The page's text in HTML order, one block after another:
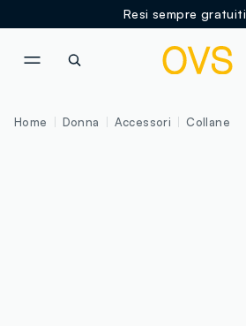
Resi sempre gratuiti
Home Donna Accessori Collane